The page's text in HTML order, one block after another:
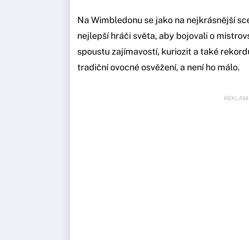
Na Wimbledonu se jako na nejkrásnější
nejlepší hráči světa, aby bojovali o
spoustu zajímavostí, kuriozit a také
tradiční ovocné osvěžení, a není ho málo.